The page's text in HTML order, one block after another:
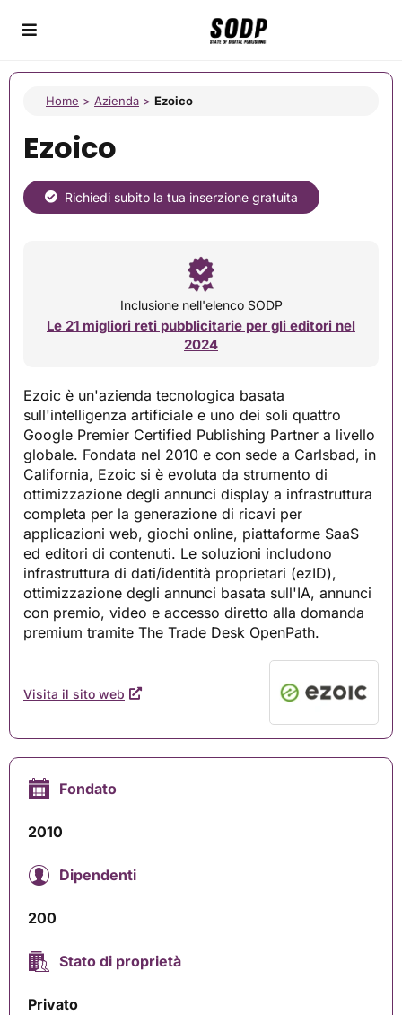
Home > Azienda > Ezoico
Ezoico
Richiedi subito la tua inserzione gratuita
Inclusione nell'elenco SODP
Le 21 migliori reti pubblicitarie per gli editori nel
2024
Ezoic è un'azienda tecnologica basata
sull'intelligenza artificiale e uno dei soli quattro
Google Premier Certified Publishing Partner a livello
globale. Fondata nel 2010 e con sede a Carlsbad, in
California, Ezoic si è evoluta da strumento di
ottimizzazione degli annunci display a infrastruttura
completa per la generazione di ricavi per
applicazioni web, giochi online, piattaforme SaaS
ed editori di contenuti. Le soluzioni includono
infrastruttura di dati/identità proprietari (ezID),
ottimizzazione degli annunci basata sull'IA, annunci
con premio, video e accesso diretto alla domanda
premium tramite The Trade Desk OpenPath.
Visita il sito web
Fondato
2010
Dipendenti
200
Stato di proprietà
Privato